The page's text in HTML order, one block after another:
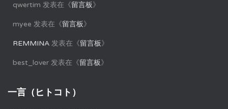
qwertim 发表在《留言板》
myee 发表在《留言板》
REMMINA 发表在《留言板》
best_lover 发表在《留言板》
一言（ヒトコト）